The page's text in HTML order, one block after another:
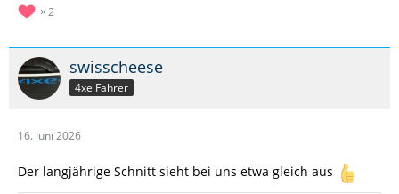
2
swisscheese
4xe Fahrer
16. Juni 2026
Der langjährige Schnitt sieht bei uns etwa gleich aus